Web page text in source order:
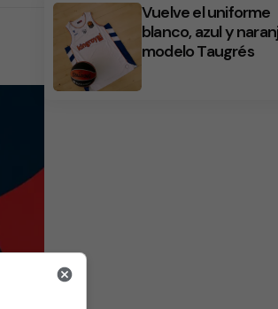
Vuelve el uniforme
blanco, azul y
modelo Taugrés